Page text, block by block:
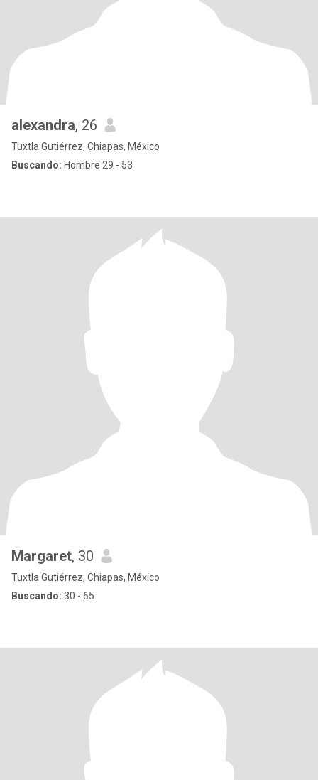
alexandra, 26
Tuxtla Gutiérrez, Chiapas, México
Buscando: Hombre 29 - 53
Margaret, 30
Tuxtla Gutiérrez, Chiapas, México
Buscando: 30 - 65